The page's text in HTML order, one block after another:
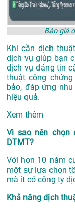
Báo giá
Khi cần dịch
dịch vụ giúp bạn
dịch vụ đáng tin
thuật công
bảo, đáp ứng
hiệu quả.
Xem thêm
Vì sao nên chọn
DTMT?
Với hơn 10 năm
một sự lựa chọn
mà ít có công ty
Khả năng dịch